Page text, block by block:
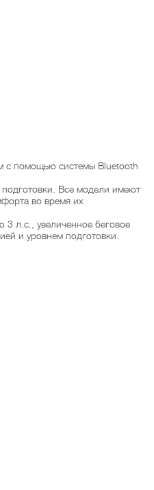
с помощью системы Bluetooth
Все модели имеют
во время их
3 л.с., увеличенное беговое
и уровнем подготовки.